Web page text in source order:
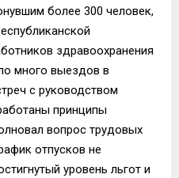
более 300 человек,
здравоохранения
много выездов в
с руководством
принципы
вопрос трудовых
отпусков не
уровень льгот и